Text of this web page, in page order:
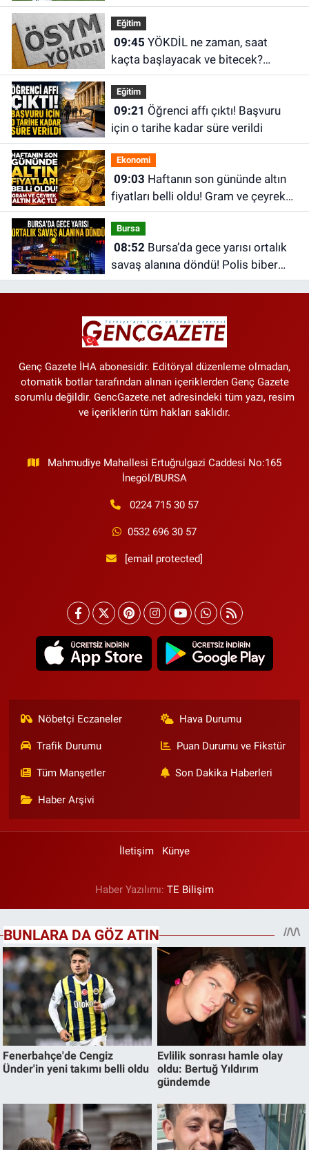
devreye girdi
Eğitim
09:45
kaçta başlayacak ve bitecek?
YÖKDİL/2 sonuçları ne zaman
açıklanacak?
Eğitim
09:21
için o tarihe kadar süre verildi
Ekonomi
09:03
fiyatları belli oldu! Gram ve çeyrek
altın kaç TL?
Bursa
08:52Bursa’da gece yarısı ortalık
savaş alanına döndü! Polis biber
gazıyla müdahale etti
Genç Gazete İHA abonesidir. Editöryal düzenleme olmadan,
otomatik botlar tarafından alınan içeriklerden Genç Gazete
sorumlu değildir. GencGazete.net adresindeki tüm yazı, resim
ve içeriklerin tüm hakları saklıdır.
Mahmudiye Mahallesi Ertuğrulgazi Caddesi No:165
İnegöl/BURSA
0224 715 30 57
0532 696 30 57
[email protected]
Nöbetçi Eczaneler Hava Durumu
Trafik Durumu Puan Durumu ve Fikstür
Tüm Manşetler Son Dakika Haberleri
Haber Arşivi
İletişim Künye
Haber Yazılımı: TE Bilişim